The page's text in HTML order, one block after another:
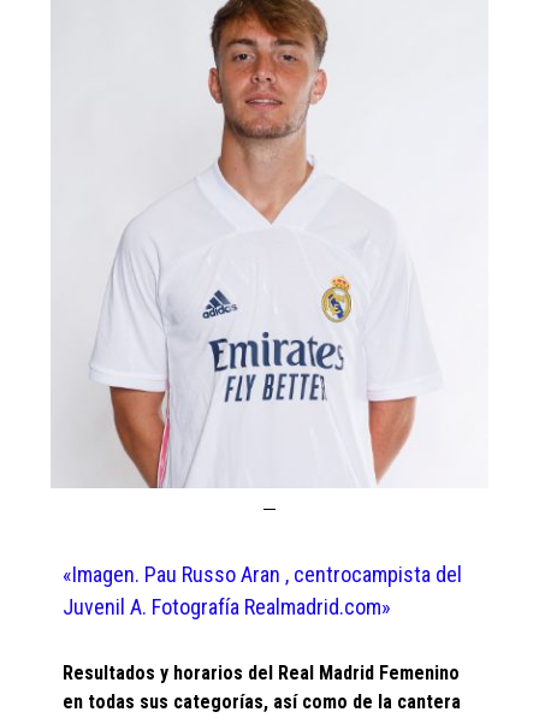
«Imagen. Pau Russo Aran , centrocampista del
Juvenil A. Fotografía Realmadrid.com»
Resultados y horarios del Real Madrid Femenino
en todas sus categorías, así como de la cantera